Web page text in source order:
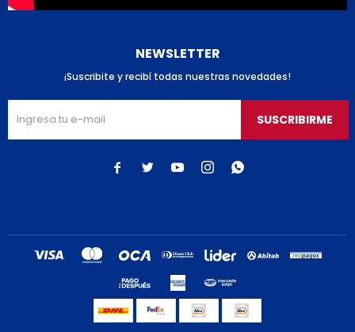
NEWSLETTER
¡Suscribite y recibí todas nuestras novedades!
SUSCRIBIRME
    